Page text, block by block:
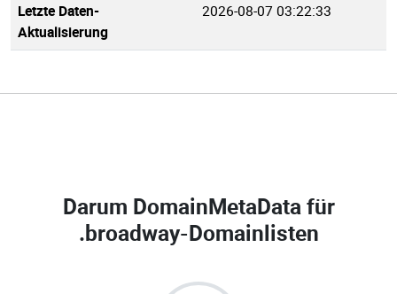
Letzte Daten-
Aktualisierung
2026-08-07 03:22:33
Darum DomainMetaData für
.broadway-Domainlisten